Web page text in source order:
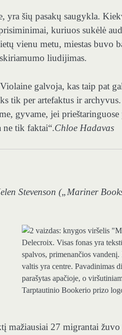
yra šių pasakų saugykla.
kuriuos sukėlė
vienu metu, miestas buvo
liudijimas.
galvoja, kas taip pat
tik per artefaktus ir
gyvame, jei
ne tik faktai“.Chloe Hadavas
Stevenson („Mariner
mažiausiai 27 migrantai